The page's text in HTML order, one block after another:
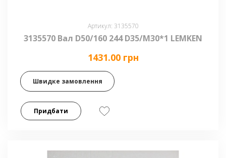
Артикул: 3135570
3135570 Вал D50/160 244 D35/М30*1 LEMKEN
1431.00 грн
Швидке замовлення
Придбати